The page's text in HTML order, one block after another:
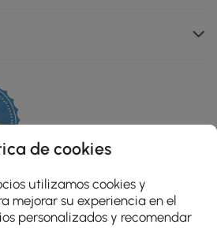
la tapa se abre y la descarga de
reduciendo el
higiene. Menos contacto,
de cookies
utilizamos cookies y
mejorar su experiencia en el
personalizados y recomendar